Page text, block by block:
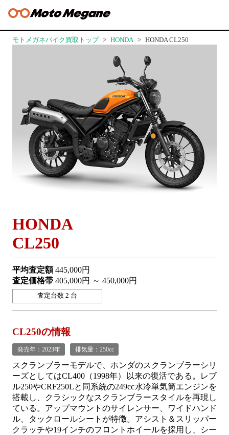
モトメガネバイク買取トップ HONDA HONDA CL250
HONDA
CL250
平均査定額445,000円
査定価格帯 405,000円 ～ 450,000円
査定台数 2 台
CL250の情報
発売年：2023年 排気量：250cc
スクランブラーモデルで、ホンダのスクランブラーシリ
ーズとしてはCL400（1998年）以来の復活である。レブ
ル250やCRF250Lと同系統の249cc水冷単気筒エンジンを
搭載し、クラシックなスクランブラースタイルを再現し
ている。アップマウントのサイレンサー、ワイドハンド
ル、タックロールシートが特徴。アシスト＆スリッパー
クラッチや19インチのフロントホイールを採用し、シー